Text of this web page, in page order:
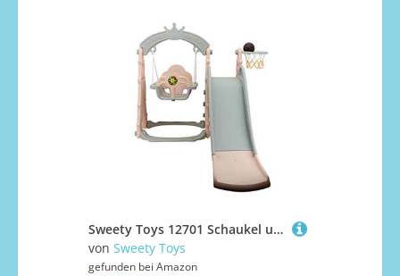
Sweety Toys 12701 Schaukel und Rutsche Spielset 3-in 1 Produkt rosa mit Basketballkorb im Eifelturmdesign
von Sweety Toys
gefunden bei Amazon